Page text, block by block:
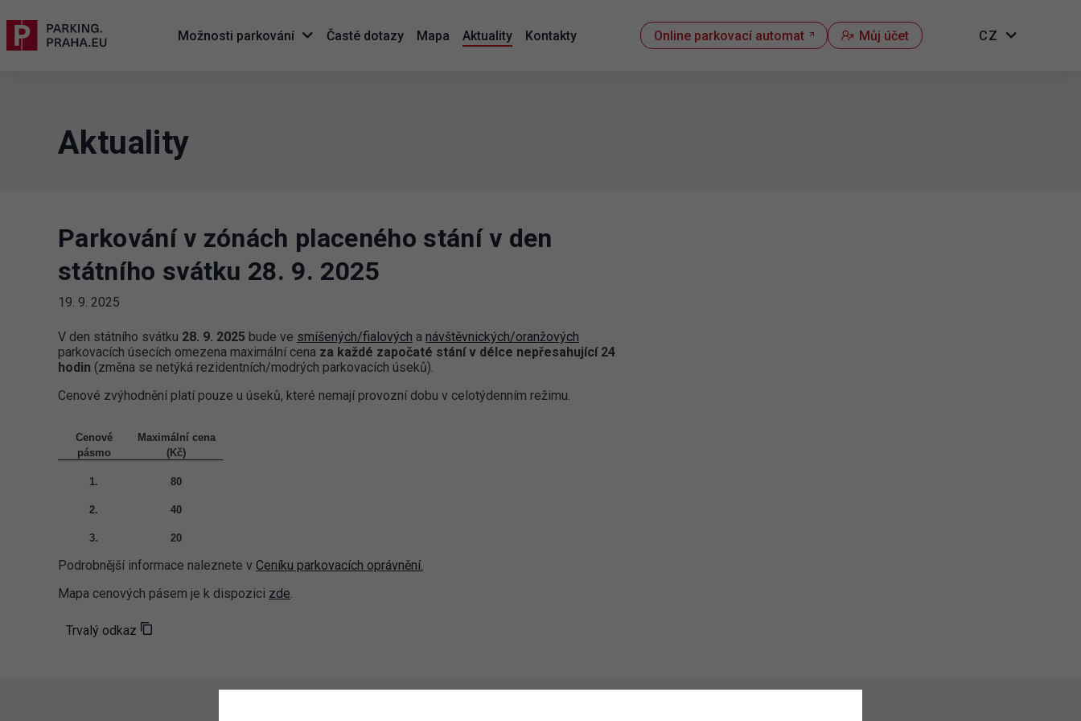
Možnosti parkování Časté dotazy Mapa Aktuality Kontakty Online parkovací automat Můj účet CZ
Aktuality
Parkování v zónách placeného stání v den
státního svátku 28. 9. 2025
19. 9. 2025
V den státního svátku 28. 9. 2025 bude ve smíšených/fialových a návštěvnických/oranžových
parkovacích úsecích omezena maximální cena za každé započaté stání v délce nepřesahující 24
hodin (změna se netýká rezidentních/modrých parkovacích úseků).
Cenové zvýhodnění platí pouze u úseků, které nemají provozní dobu v celotýdenním režimu.
Cenové
pásmo
Maximální cena
(Kč)
1. 80
2. 40
3. 20
Podrobnější informace naleznete v Ceníku parkovacích oprávnění.
Mapa cenových pásem je k dispozici zde.
Trvalý odkaz